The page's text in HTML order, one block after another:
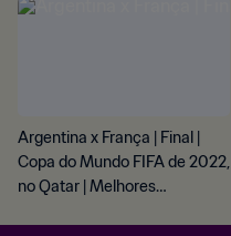
Argentina x França | Final |
Copa do Mundo FIFA de 2022,
no Qatar | Melhores